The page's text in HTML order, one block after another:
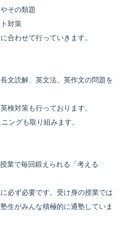
その類題
対策
合わせて行っていきます。
文読解、英文法、英作文の問題を
検対策も行っております。
ングも取り組みます。
業で毎回鍛えられる「考える
必ず必要です。受け身の授業では
生がみんな積極的に通塾していま